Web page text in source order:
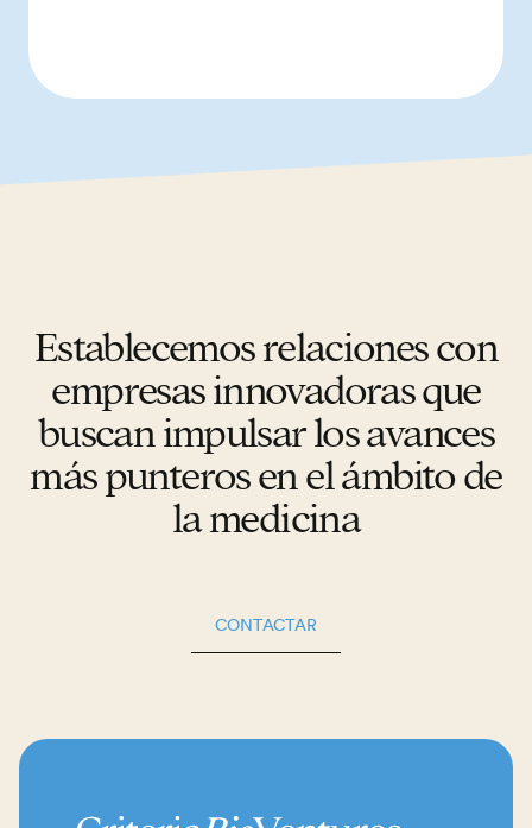
Establecemos relaciones con
empresas innovadoras que
buscan impulsar los avances
más punteros en el ámbito de
la medicina
CONTACTAR